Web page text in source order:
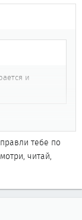
и
используемых,
тебе по
читай,